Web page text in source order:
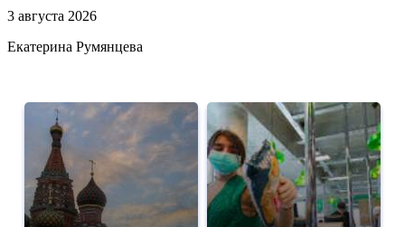
3 августа 2026
Екатерина Румянцева